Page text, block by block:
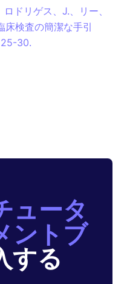
ドリゲス、J.、リー、
検査の簡潔な手引
30.
ュータ
ントブ
する